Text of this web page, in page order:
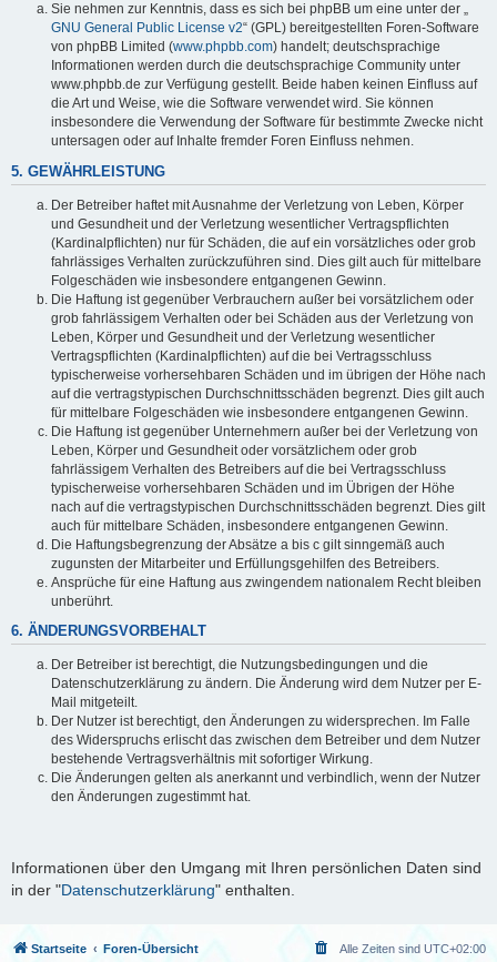
Sie nehmen zur Kenntnis, dass es sich bei phpBB um eine unter der „
GNU General Public License v2“ (GPL) bereitgestellten Foren-Software
von phpBB Limited (www.phpbb.com) handelt; deutschsprachige
Informationen werden durch die deutschsprachige Community unter
www.phpbb.de zur Verfügung gestellt. Beide haben keinen Einfluss auf
die Art und Weise, wie die Software verwendet wird. Sie können
insbesondere die Verwendung der Software für bestimmte Zwecke nicht
untersagen oder auf Inhalte fremder Foren Einfluss nehmen.
5. GEWÄHRLEISTUNG
Der Betreiber haftet mit Ausnahme der Verletzung von Leben, Körper
und Gesundheit und der Verletzung wesentlicher Vertragspflichten
(Kardinalpflichten) nur für Schäden, die auf ein vorsätzliches oder grob
fahrlässiges Verhalten zurückzuführen sind. Dies gilt auch für mittelbare
Folgeschäden wie insbesondere entgangenen Gewinn.
Die Haftung ist gegenüber Verbrauchern außer bei vorsätzlichem oder
grob fahrlässigem Verhalten oder bei Schäden aus der Verletzung von
Leben, Körper und Gesundheit und der Verletzung wesentlicher
Vertragspflichten (Kardinalpflichten) auf die bei Vertragsschluss
typischerweise vorhersehbaren Schäden und im übrigen der Höhe nach
auf die vertragstypischen Durchschnittsschäden begrenzt. Dies gilt auch
für mittelbare Folgeschäden wie insbesondere entgangenen Gewinn.
Die Haftung ist gegenüber Unternehmern außer bei der Verletzung von
Leben, Körper und Gesundheit oder vorsätzlichem oder grob
fahrlässigem Verhalten des Betreibers auf die bei Vertragsschluss
typischerweise vorhersehbaren Schäden und im Übrigen der Höhe
nach auf die vertragstypischen Durchschnittsschäden begrenzt. Dies gilt
auch für mittelbare Schäden, insbesondere entgangenen Gewinn.
Die Haftungsbegrenzung der Absätze a bis c gilt sinngemäß auch
zugunsten der Mitarbeiter und Erfüllungsgehilfen des Betreibers.
Ansprüche für eine Haftung aus zwingendem nationalem Recht bleiben
unberührt.
6. ÄNDERUNGSVORBEHALT
Der Betreiber ist berechtigt, die Nutzungsbedingungen und die
Datenschutzerklärung zu ändern. Die Änderung wird dem Nutzer per E-
Mail mitgeteilt.
Der Nutzer ist berechtigt, den Änderungen zu widersprechen. Im Falle
des Widerspruchs erlischt das zwischen dem Betreiber und dem Nutzer
bestehende Vertragsverhältnis mit sofortiger Wirkung.
Die Änderungen gelten als anerkannt und verbindlich, wenn der Nutzer
den Änderungen zugestimmt hat.
Informationen über den Umgang mit Ihren persönlichen Daten sind
in der "Datenschutzerklärung" enthalten.
Startseite Foren-Übersicht Alle Zeiten sind UTC+02:00